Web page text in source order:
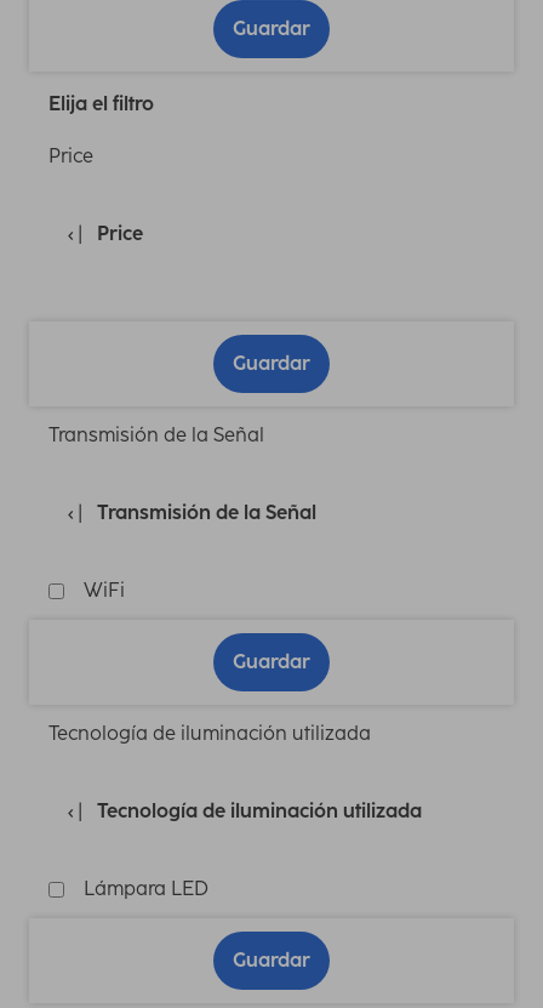
Guardar
Elija el filtro
Price
Price
Guardar
Transmisión de la Señal
Transmisión de la Señal
WiFi
Guardar
Tecnología de iluminación utilizada
Tecnología de iluminación utilizada
Lámpara LED
Guardar